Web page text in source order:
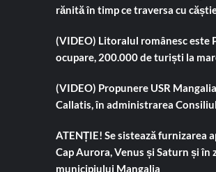
rănită în timp ce traversa cu
(VIDEO) Litoralul românesc este
ocupare, 200.000 de turiști la
(VIDEO) Propunere USR
Callatis, în administrarea
ATENȚIE! Se sistează furnizarea
Cap Aurora, Venus și Saturn și în
municipiului Mangalia